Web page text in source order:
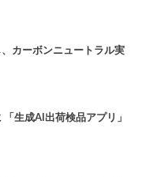
カーボンニュートラル実
生成AI出荷検品アプリ」